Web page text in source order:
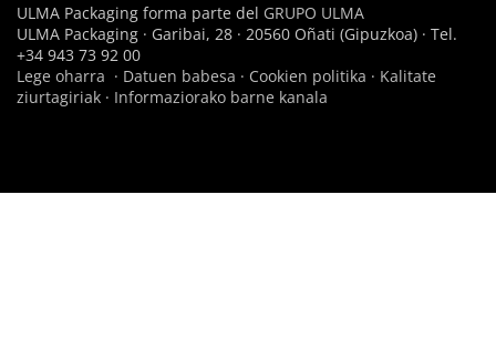
ULMA Packaging forma parte del GRUPO ULMA
ULMA Packaging · Garibai, 28 · 20560 Oñati (Gipuzkoa) · Tel.
+34 943 73 92 00
Lege oharra · Datuen babesa · Cookien politika · Kalitate
ziurtagiriak · Informaziorako barne kanala